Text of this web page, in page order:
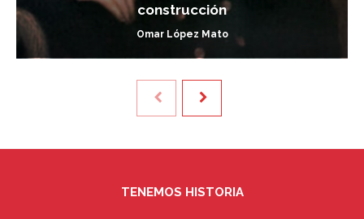
construcción
Omar López Mato
TENEMOS HISTORIA